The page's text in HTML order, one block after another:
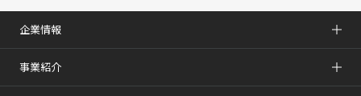
企業情報
事業紹介